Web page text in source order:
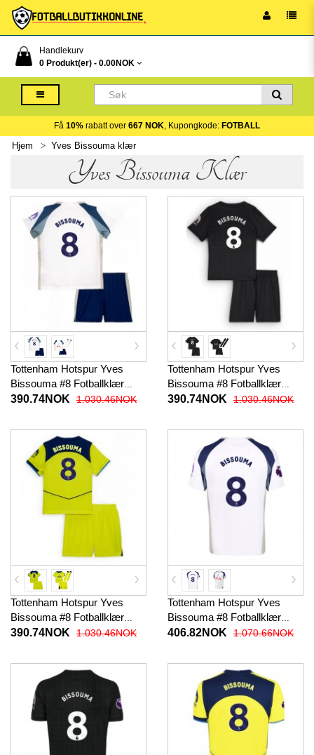
Handlekurv
0 Produkt(er) - 0.00NOK
Få 10% rabatt over 667 NOK, Kupongkode: FOTBALL
Hjem Yves Bissouma klær
Yves Bissouma Klær
Tottenham Hotspur Yves
Bissouma #8 Fotballklær
Hjemmedraktsett Barn 2025-
390.74NOK 1.030.46NOK
Tottenham Hotspur Yves
Bissouma #8 Fotballklær
Bortedraktsett Barn 2025-26
390.74NOK 1.030.46NOK
Tottenham Hotspur Yves
Bissouma #8 Fotballklær
Tredjedraktsett Barn 2025-26
390.74NOK 1.030.46NOK
Tottenham Hotspur Yves
Bissouma #8 Fotballklær
Hjemmedrakt 2025-26
406.82NOK 1.070.66NOK